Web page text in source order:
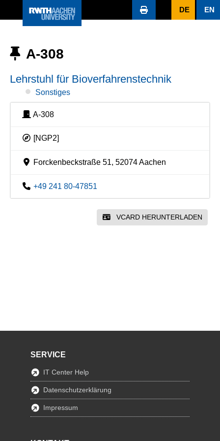
DE EN
A-308
Lehrstuhl für Bioverfahrenstechnik
Sonstiges
A-308
[NGP2]
Forckenbeckstraße 51, 52074 Aachen
+49 241 80-47851
VCARD HERUNTERLADEN
SERVICE
IT Center Help
Datenschutzerklärung
Impressum